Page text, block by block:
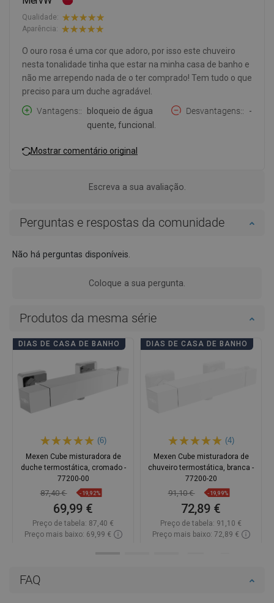
FAQ
Qualidade:
Aparência:
O ouro rosa é uma cor que adoro, por isso este chuveiro
nesta tonalidade tinha que estar na minha casa de banho e
não me arrependo nada de o ter comprado! Tem tudo o que
preciso para um duche agradável.
Vantagens:
bloqueio de água
quente, funcional.
Desvantagens: -
Mostrar comentário original
Escreva a sua avaliação.
Perguntas e respostas da comunidade
Não há perguntas disponíveis.
Coloque a sua pergunta.
Produtos da mesma série
DIAS DE CASA DE BANHO
(6)
Mexen Cube misturadora de
duche termostática, cromado -
77200-00
87,40 € -19,92%
69,99 €
Preço de tabela: 87,40 €
Preço mais baixo: 69,99 €
DIAS DE CASA DE BANHO
(4)
Mexen Cube misturadora de
chuveiro termostática, branca -
77200-20
91,10 € -19,99%
72,89 €
Preço de tabela: 91,10 €
Preço mais baixo: 72,89 €